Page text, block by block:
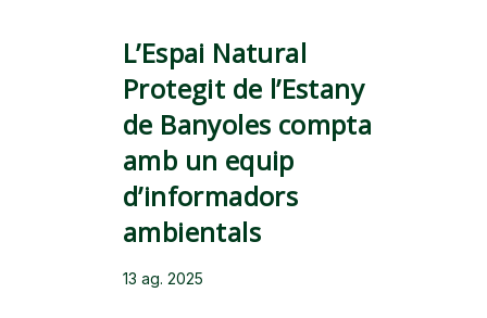
L’Espai Natural
Protegit de l’Estany
de Banyoles compta
amb un equip
d’informadors
ambientals
13 ag. 2025